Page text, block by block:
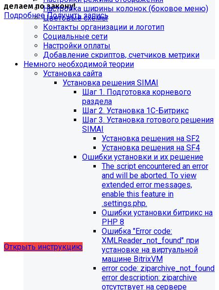
делаем по закону!
ПодробнееПолучить запись
Обновления в разделе
"Педагогический состав"
Для готовых решений, использующих модуль SIMAI-
SF4: Сведения об образовательной организации
выпущено обновление 1.14.11, согласно которому в
разделе "Педагогический состав"
можно разместить документ и скрыть таблицы.
Открыть инструкцию
Настройка ширины колонок (боковое меню)
Цветовые схемы
Контакты организации и логотип
Социальные сети
Настройки оплаты
Добавление скриптов, счетчиков метрики
Немного необходимой теории
Установка сайта
Установка решения SIMAI
Шаг 1. Подготовка корневого
раздела
Шаг 2. Установка 1С-Битрикс
Шаг 3. Установка готового решения
SIMAI
Установка решения на SF2
Установка решения на SF4
Ошибки установки и их решение
The script encountered an error
and will be aborted. To view
extended error messages,
enable this feature in
.settings.php.
Ошибки установки битрикс на
PHP 8
Ошибка "Error сode:
XMLReader_not_found" при
установке на виртуальной
машине BitrixVM
error сode: ziparchive_not_found
error description: ziparchive
отсутствует на сервере